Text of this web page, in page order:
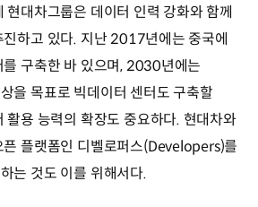
현대차그룹은 데이터 인력 강화와 함께
하고 있다. 지난 2017년에는 중국에
구축한 바 있으며, 2030년에는
을 목표로 빅데이터 센터도 구축할
활용 능력의 확장도 중요하다. 현대차와
픈 플랫폼인 디벨로퍼스(Developers)를
는 것도 이를 위해서다.